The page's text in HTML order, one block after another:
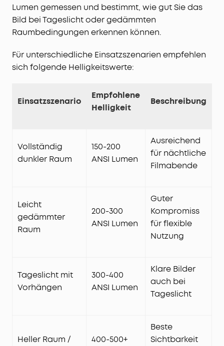
Lumen gemessen und bestimmt, wie gut Sie das
Bild bei Tageslicht oder gedämmten
Raumbedingungen erkennen können.
Für unterschiedliche Einsatzszenarien empfehlen
sich folgende Helligkeitswerte:
Einsatzszenario
Empfohlene
Helligkeit
Beschreibung
Vollständig
dunkler Raum
150-200
ANSI Lumen
Ausreichend
für nächtliche
Filmabende
Leicht
gedämmter
Raum
200-300
ANSI Lumen
Guter
Kompromiss
für flexible
Nutzung
Tageslicht mit
Vorhängen
300-400
ANSI Lumen
Klare Bilder
auch bei
Tageslicht
Heller Raum /
400-500+
Beste
Sichtbarkeit